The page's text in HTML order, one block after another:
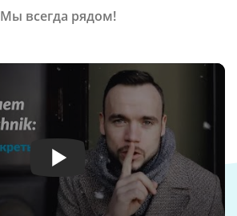
Мы всегда рядом!